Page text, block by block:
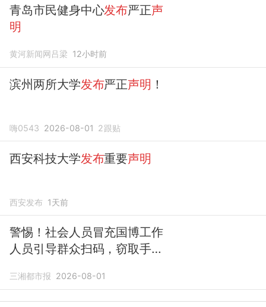
青岛市民健身中心发布严正声
明
黄河新闻网吕梁 12小时前
滨州两所大学发布严正声明 ！
嗨0543 2026-08-01 2跟贴
西安科技大学发布重要声明
西安发布 1天前
警惕！社会人员冒充国博工作
人员引导群众扫码，窃取手机
发布严正声明 澄清未授权相关
活动
三湘都市报 2026-08-01